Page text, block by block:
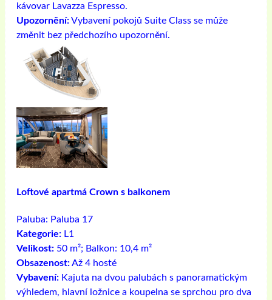
kávovar Lavazza Espresso.
Upozornění:Vybavení pokojů Suite Class se může
změnit bez předchozího upozornění.
Loftové apartmá Crown s balkonem
Paluba: Paluba 17
Kategorie: L1
Velikost: 50 m²; Balkon: 10,4 m²
Obsazenost:Až 4 hosté
Vybavení: Kajuta na dvou palubách s panoramatickým
výhledem, hlavní ložnice a koupelna se sprchou pro dva